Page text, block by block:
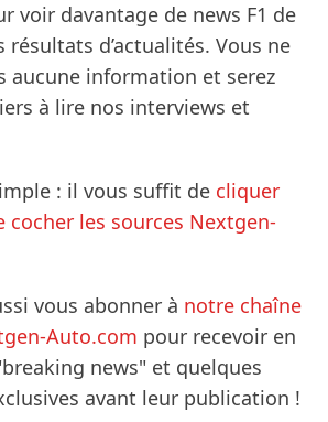
voir davantage de news F1 de
résultats d’actualités. Vous ne
aucune information et serez
à lire nos interviews et
: il vous suffit de cliquer
cocher les sources Nextgen-
vous abonner à notre chaîne
Auto.com pour recevoir en
news" et quelques
avant leur publication !